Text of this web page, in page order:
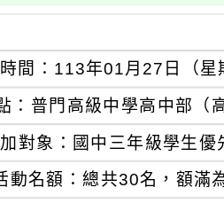
間：113年01月27日（星
：普門高級中學高中部（
對象：國中三年級學生優
動名額：總共30名，額滿